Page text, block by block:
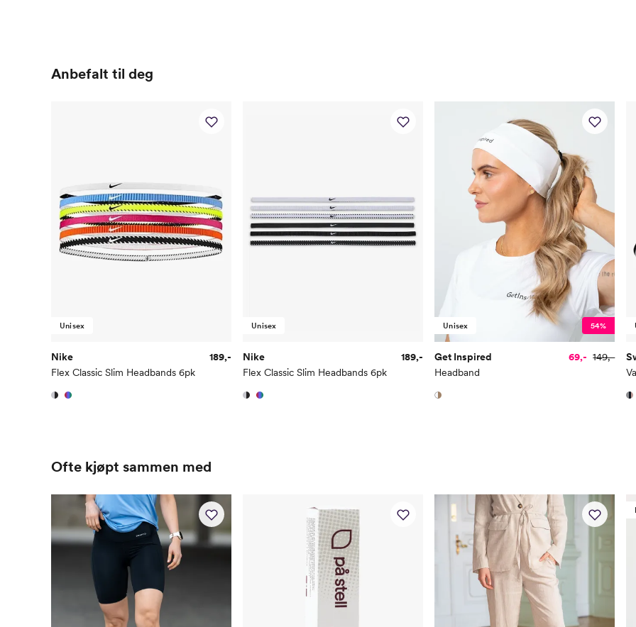
Anbefalt til deg
Unisex
Nike
Flex Classic Slim Headbands 6pk
189,-
Unisex
Nike
Flex Classic Slim Headbands 6pk
189,-
Unisex 54%
Get Inspired
Headband
69,- 149,-
Ofte kjøpt sammen med